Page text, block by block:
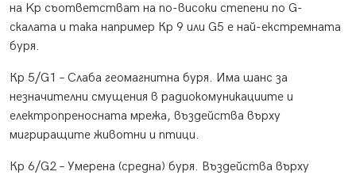
на Kp съответстват на по-високи степени по G-
скалата и така например Кр 9 или G5 е най-екстремната
буря.
Кр 5/G1 – Слаба геомагнитна буря. Има шанс за
незначителни смущения в радиокомуникациите и
електропреносната мрежа, въздейства върху
мигриращите животни и птици.
Кр 6/G2 – Умерена (средна) буря. Въздейства върху